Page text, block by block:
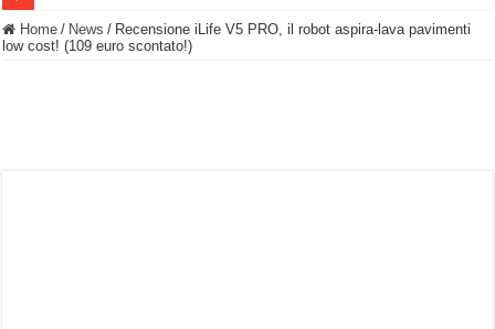
BASTA FATICARE! Questo robot tagliaerba lo appoggi e fa tutto lui! (Senza
Home / News / Recensione iLife V5 PRO, il robot aspira-lava pavimenti
low cost! (109 euro scontato!)